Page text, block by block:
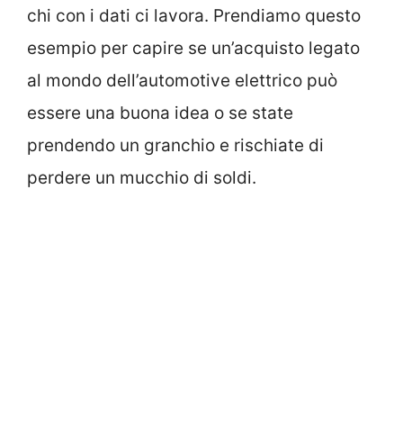
chi con i dati ci lavora. Prendiamo questo
esempio per capire se un’acquisto legato
al mondo dell’automotive elettrico può
essere una buona idea o se state
prendendo un granchio e rischiate di
perdere un mucchio di soldi.